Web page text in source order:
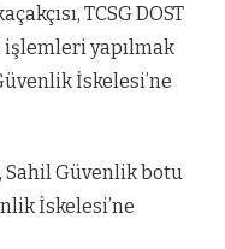
TCSG DOST
işlemleri yapılmak
İskelesi’ne
Sahil Güvenlik botu
İskelesi’ne